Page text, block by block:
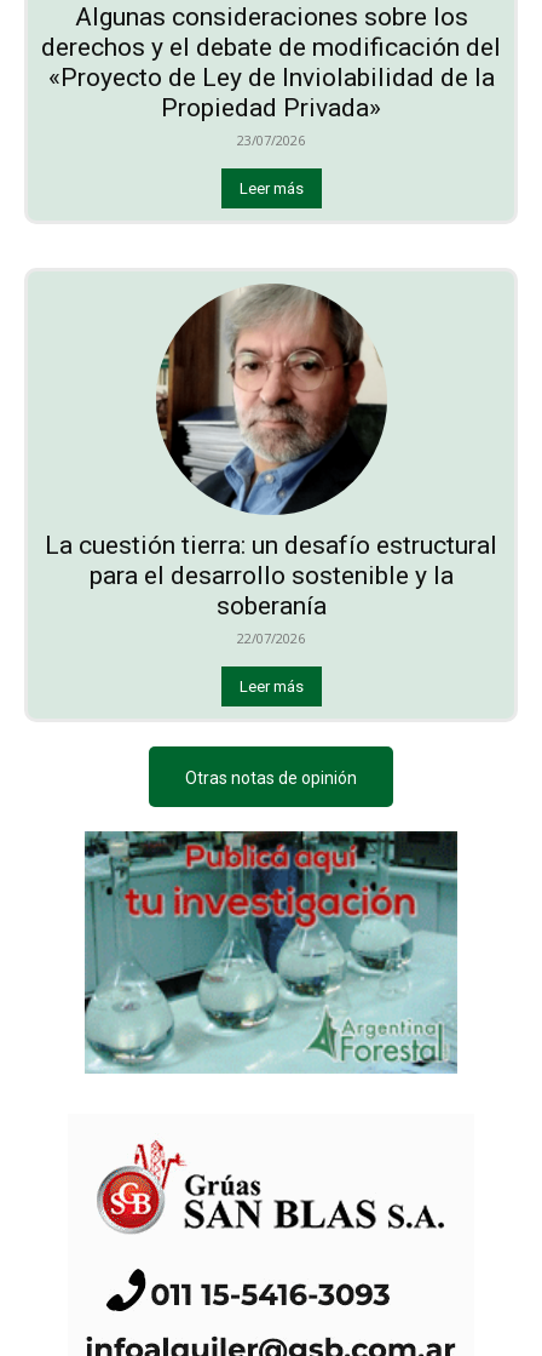
Algunas consideraciones sobre los
derechos y el debate de modificación del
«Proyecto de Ley de Inviolabilidad de la
Propiedad Privada»
23/07/2026
Leer más
La cuestión tierra: un desafío estructural
para el desarrollo sostenible y la
soberanía
22/07/2026
Leer más
Otras notas de opinión